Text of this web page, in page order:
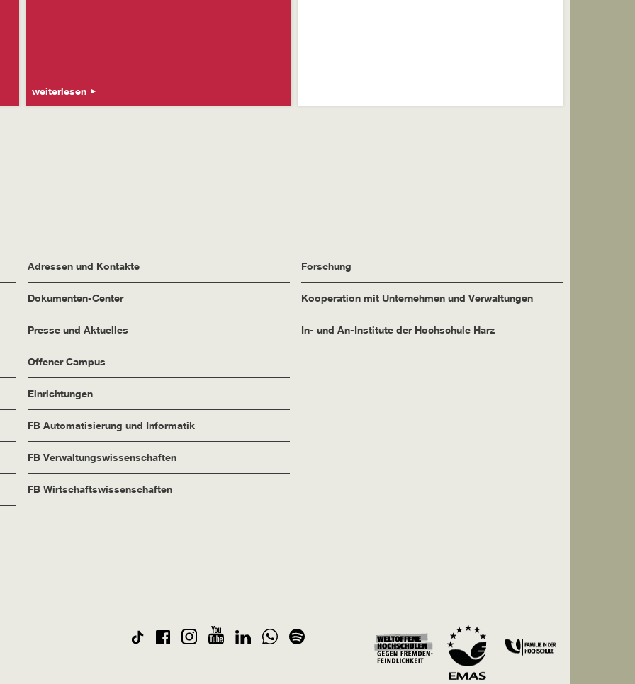
weiterlesen
Adressen und Kontakte
Dokumenten-Center
Presse und Aktuelles
Offener Campus
Einrichtungen
FB Automatisierung und Informatik
FB Verwaltungswissenschaften
FB Wirtschaftswissenschaften
Forschung
Kooperation mit Unternehmen und Verwaltungen
In- und An-Institute der Hochschule Harz